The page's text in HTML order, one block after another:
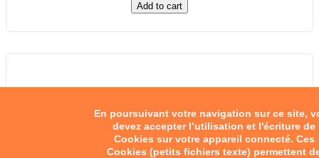
En poursuivant votre navigation sur ce site,
devez accepter l’utilisation et l'écriture de
Cookies sur votre appareil connecté. Ces
Cookies (petits fichiers texte) permettent
Add to cart